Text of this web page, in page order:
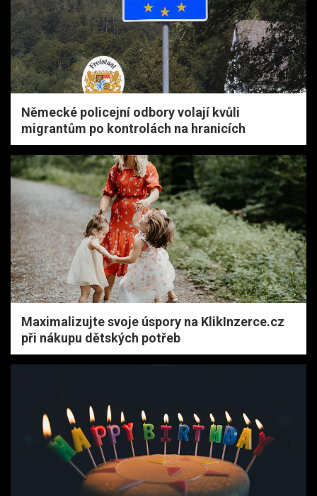
Německé policejní odbory volají kvůli
migrantům po kontrolách na hranicích
Maximalizujte svoje úspory na KlikInzerce.cz
při nákupu dětských potřeb